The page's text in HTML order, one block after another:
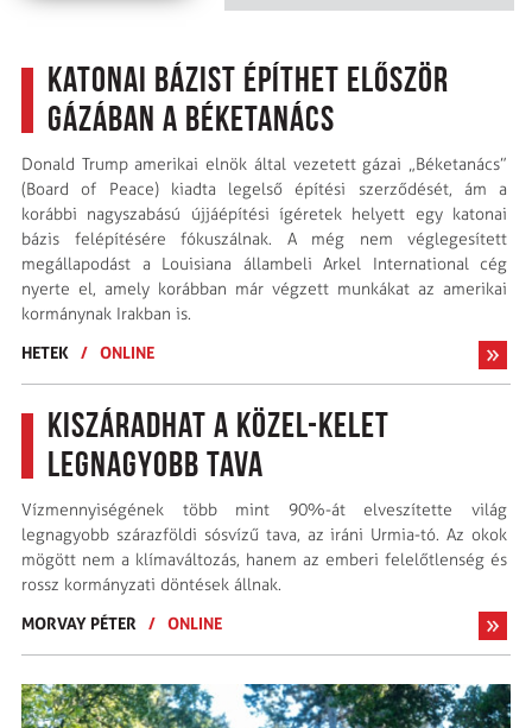
Katonai bázist építhet először
Gázában a Béketanács
Donald Trump amerikai elnök által vezetett gázai „Béketanács”
(Board of Peace) kiadta legelső építési szerződését, ám a
korábbi nagyszabású újjáépítési ígéretek helyett egy katonai
bázis felépítésére fókuszálnak. A még nem véglegesített
megállapodást a Louisiana állambeli Arkel International cég
nyerte el, amely korábban már végzett munkákat az amerikai
kormánynak Irakban is.
HETEK
/ ONLINE
Kiszáradhat a Közel-Kelet
legnagyobb tava
Vízmennyiségének több mint 90%-át elveszítette világ
legnagyobb szárazföldi sósvízű tava, az iráni Urmia-tó. Az okok
mögött nem a klímaváltozás, hanem az emberi felelőtlenség és
rossz kormányzati döntések állnak.
MORVAY PÉTER
/ ONLINE